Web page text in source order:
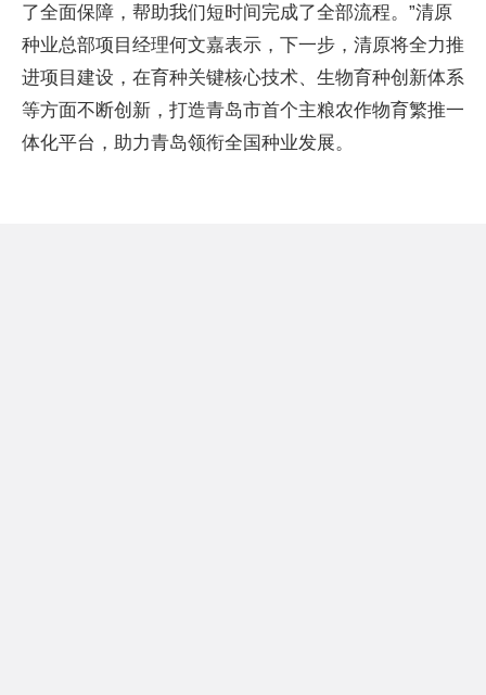
了全面保障，帮助我们短时间完成了全部流程。”清原
种业总部项目经理何文嘉表示，下一步，清原将全力推
进项目建设，在育种关键核心技术、生物育种创新体系
等方面不断创新，打造青岛市首个主粮农作物育繁推一
体化平台，助力青岛领衔全国种业发展。